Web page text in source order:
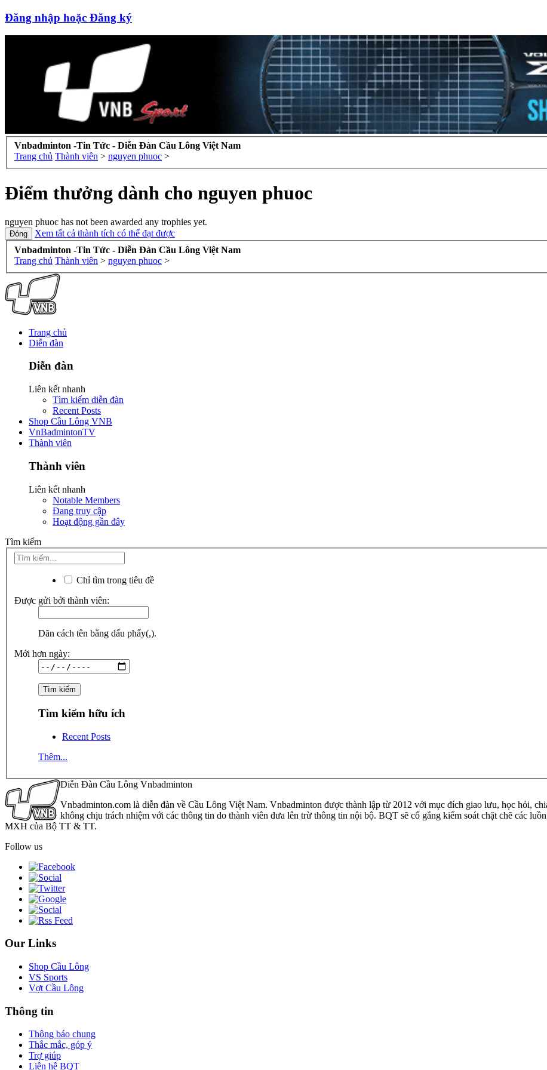
Đăng nhập hoặc Đăng ký
Vnbadminton -Tin Tức - Diễn Đàn Cầu Lông Việt Nam
Trang chủ Thành viên > nguyen phuoc >
Điểm thưởng dành cho nguyen phuoc
nguyen phuoc has not been awarded any trophies yet.
Xem tất cả thành tích có thể đạt được
Vnbadminton -Tin Tức - Diễn Đàn Cầu Lông Việt Nam
Trang chủ Thành viên > nguyen phuoc >
Trang chủ
Diễn đàn
Diễn đàn
Liên kết nhanh
Tìm kiếm diễn đàn
Recent Posts
Shop Cầu Lông VNB
VnBadmintonTV
Thành viên
Thành viên
Liên kết nhanh
Notable Members
Đang truy cập
Hoạt động gần đây
Tìm kiếm
Chỉ tìm trong tiêu đề
Được gửi bởi thành viên:
Dãn cách tên bằng dấu phẩy(,).
Mới hơn ngày:
Tìm kiếm hữu ích
Recent Posts
Thêm...
Diễn Đàn Cầu Lông Vnbadminton
Vnbadminton.com là diễn đàn về Cầu Lông Việt Nam. Vnbadminton được thành lập từ 2012 với mục đích giao lưu, học hỏi,
không chịu trách nhiệm với các thông tin do thành viên đưa lên trừ thông tin nội bộ. BQT sẽ cố gắng kiểm soát chặt chẽ các
MXH của Bộ TT & TT.
Follow us
Our Links
Shop Cầu Lông
VS Sports
Vợt Cầu Lông
Thông tin
Thông báo chung
Thắc mắc, góp ý
Trợ giúp
Liên hệ BQT